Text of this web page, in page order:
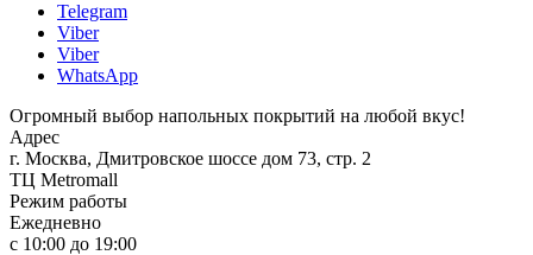
Telegram
Viber
Viber
WhatsApp
Огромный выбор напольных покрытий на любой вкус!
Адрес
г. Москва, Дмитровское шоссе дом 73, стр. 2
ТЦ Metromall
Режим работы
Ежедневно
с 10:00 до 19:00